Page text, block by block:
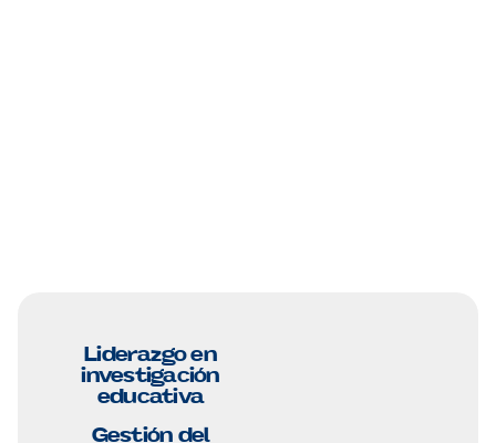
Liderazgo en
investigación
educativa
Gestión del